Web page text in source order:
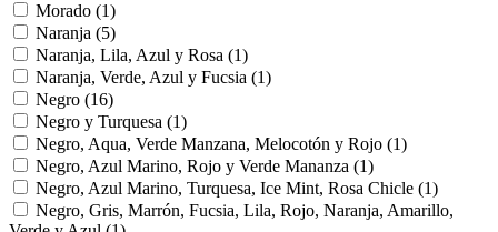
Morado (1)
Naranja (5)
Naranja, Lila, Azul y Rosa (1)
Naranja, Verde, Azul y Fucsia (1)
Negro (16)
Negro y Turquesa (1)
Negro, Aqua, Verde Manzana, Melocotón y Rojo (1)
Negro, Azul Marino, Rojo y Verde Mananza (1)
Negro, Azul Marino, Turquesa, Ice Mint, Rosa Chicle (1)
Negro, Gris, Marrón, Fucsia, Lila, Rojo, Naranja, Amarillo,